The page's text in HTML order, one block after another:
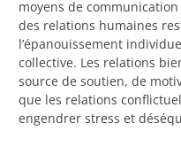
moyens de
des relations humaines
l’épanouissement
collective. Les relations
source de soutien, de
que les relations
engendrer stress et